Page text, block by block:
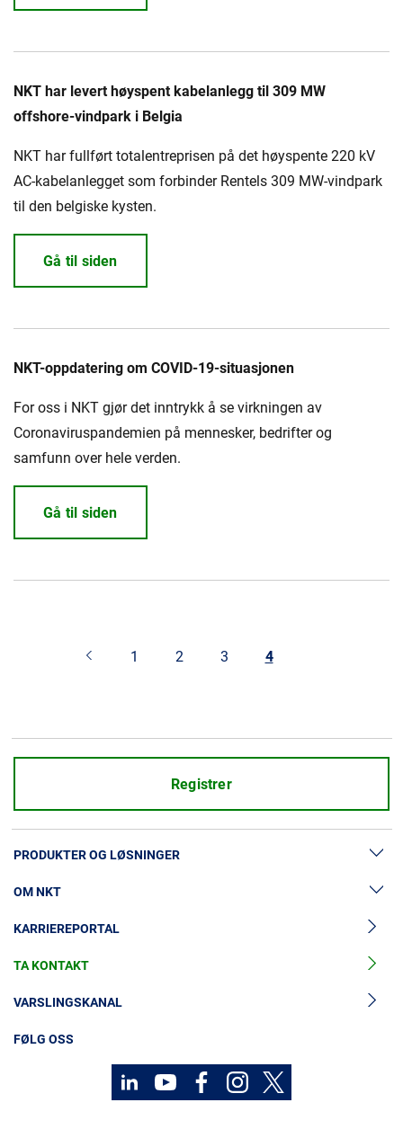
NKT har levert høyspent kabelanlegg til 309 MW
offshore-vindpark i Belgia
NKT har fullført totalentreprisen på det høyspente 220 kV
AC-kabelanlegget som forbinder Rentels 309 MW-vindpark
til den belgiske kysten.
Gå til siden
NKT-oppdatering om COVID-19-situasjonen
For oss i NKT gjør det inntrykk å se virkningen av
Coronaviruspandemien på mennesker, bedrifter og
samfunn over hele verden.
Gå til siden
1 2 3 4
Registrer
PRODUKTER OG LØSNINGER
Lavspenningskabler
Mellomspenningskabler
Mellomspenningskabeltilbehør
Høyspenningskabelløsninger
OM NKT
Nyheter og presse
Vår historie
Investorer
Bærekraft
KARRIEREPORTAL
TA KONTAKT
VARSLINGSKANAL
FØLG OSS